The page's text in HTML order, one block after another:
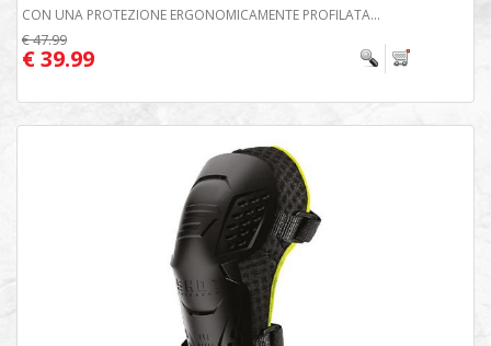
CON UNA PROTEZIONE ERGONOMICAMENTE PROFILATA...
€ 47.99
€ 39.99